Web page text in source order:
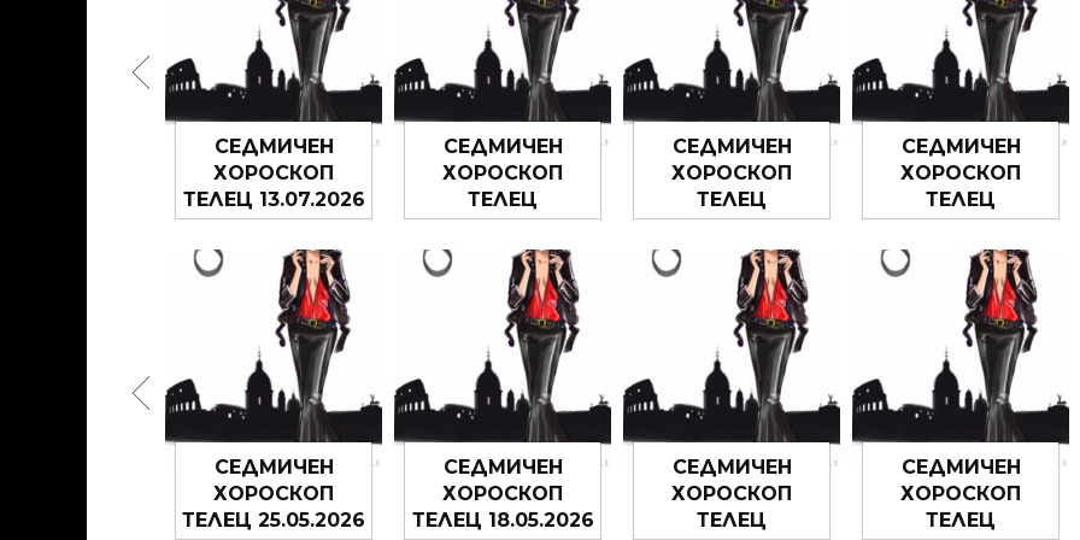
СЕДМИЧЕН
ХОРОСКОП
ТЕЛЕЦ 13.07.2026
– 19.07.2026
СЕДМИЧЕН
ХОРОСКОП
ТЕЛЕЦ
06.07.2026 –
12.07.2026
СЕДМИЧЕН
ХОРОСКОП
ТЕЛЕЦ
29.06.2026 –
05.07.2026
СЕДМИЧЕН
ХОРОСКОП
ТЕЛЕЦ
22.06.2026 –
28.06.2026
СЕДМИЧЕН
ХОРОСКОП
ТЕЛЕЦ 25.05.2026
СЕДМИЧЕН
ХОРОСКОП
ТЕЛЕЦ 18.05.2026
СЕДМИЧЕН
ХОРОСКОП
ТЕЛЕЦ
СЕДМИЧЕН
ХОРОСКОП
ТЕЛЕЦ